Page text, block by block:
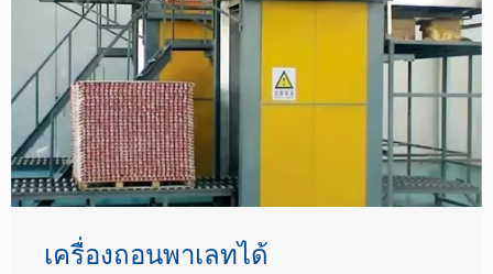
เครื่องถอนพาเลทได้